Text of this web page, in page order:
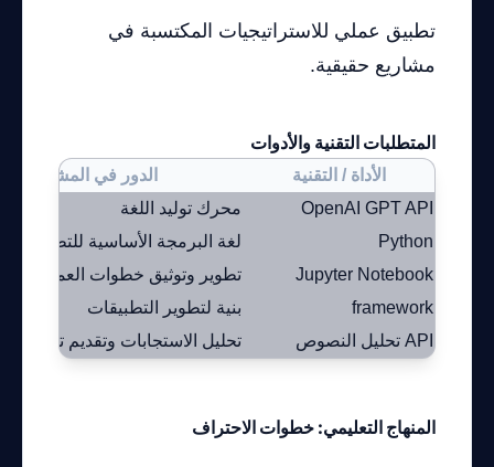
تطبيق عملي للاستراتيجيات المكتسبة في
مشاريع حقيقية.
المتطلبات التقنية والأدوات
الأداة / التقنية
الدور في المشروع
OpenAI GPT API
محرك توليد اللغة
Python
لغة البرمجة الأساسية للتطبيق
Jupyter Notebook
تطوير وتوثيق خطوات العمل
framework
بنية لتطوير التطبيقات
API تحليل النصوص
تحليل الاستجابات وتقديم تقارير
المنهاج التعليمي: خطوات الاحتراف